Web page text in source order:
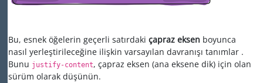
Bu, esnek öğelerin geçerli satırdaki çapraz eksen boyunca
nasıl yerleştirileceğine ilişkin varsayılan davranışı tanımlar .
Bunu justify-content, çapraz eksen (ana eksene dik) için olan
sürüm olarak düşünün.